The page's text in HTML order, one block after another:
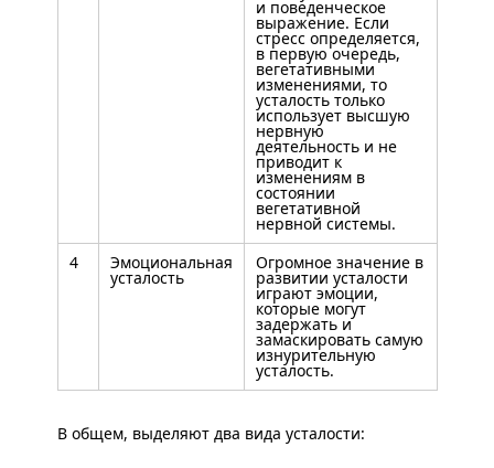
и поведенческое
выражение. Если
стресс определяется,
в первую очередь,
вегетативными
изменениями, то
усталость только
использует высшую
нервную
деятельность и не
приводит к
изменениям в
состоянии
вегетативной
нервной системы.
4
Эмоциональная
усталость
Огромное значение в
развитии усталости
играют эмоции,
которые могут
задержать и
замаскировать самую
изнурительную
усталость.
В общем, выделяют два вида усталости: